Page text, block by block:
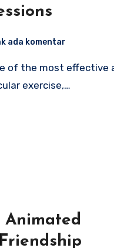
ada komentar
exercise,…
Animated